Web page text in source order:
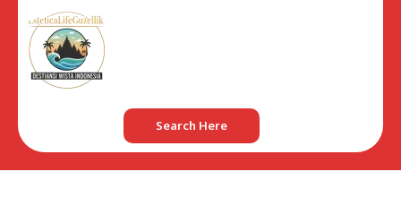
content
Search Here